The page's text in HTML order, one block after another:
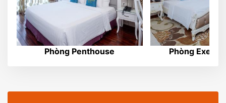
Phòng Penthouse Phòng